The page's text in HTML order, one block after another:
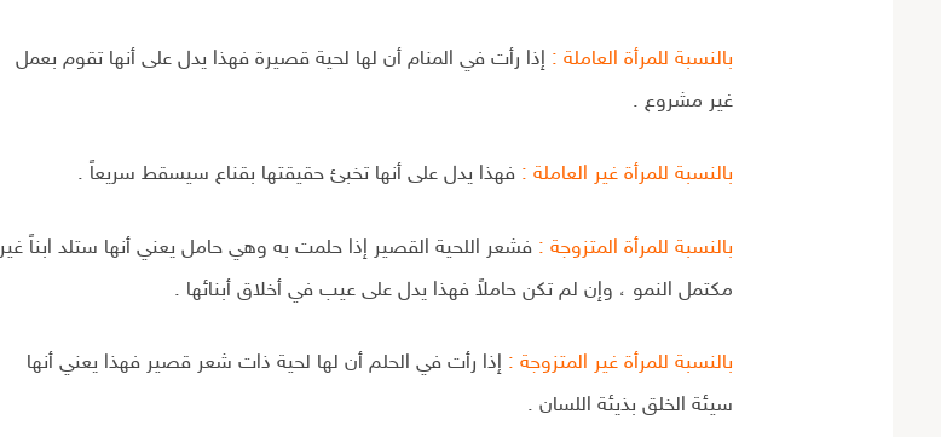
بالنسبة للمرأة العاملة : إذا رأت في المنام أن لها لحية قصيرة فهذا يدل على أنها تقوم بعمل
غير مشروع .
بالنسبة للمرأة غير العاملة : فهذا يدل على أنها تخبئ حقيقتها بقناع سيسقط سريعاً .
بالنسبة للمرأة المتزوجة : فشعر اللحية القصير إذا حلمت به وهي حامل يعني أنها ستلد ابناً غير
مكتمل النمو ، وإن لم تكن حاملاً فهذا يدل على عيب في أخلاق أبنائها .
بالنسبة للمرأة غير المتزوجة : إذا رأت في الحلم أن لها لحية ذات شعر قصير فهذا يعني أنها
سيئة الخلق بذيئة اللسان .